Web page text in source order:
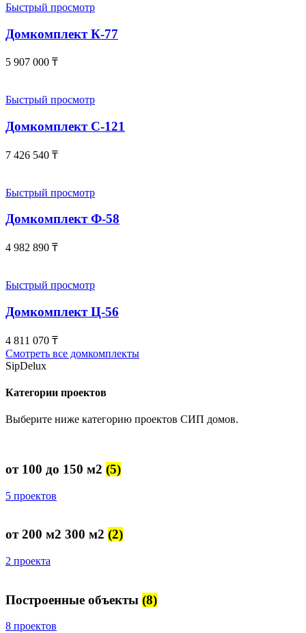
Быстрый просмотр
Домкомплект К-77
5 907 000 ₸
Быстрый просмотр
Домкомплект С-121
7 426 540 ₸
Быстрый просмотр
Домкомплект Ф-58
4 982 890 ₸
Быстрый просмотр
Домкомплект Ц-56
4 811 070 ₸
Смотреть все домкомплекты
SipDelux
Категории проектов
Выберите ниже категорию проектов СИП домов.
от 100 до 150 м2 (5)
5 проектов
от 200 м2 300 м2 (2)
2 проекта
Построенные объекты (8)
8 проектов